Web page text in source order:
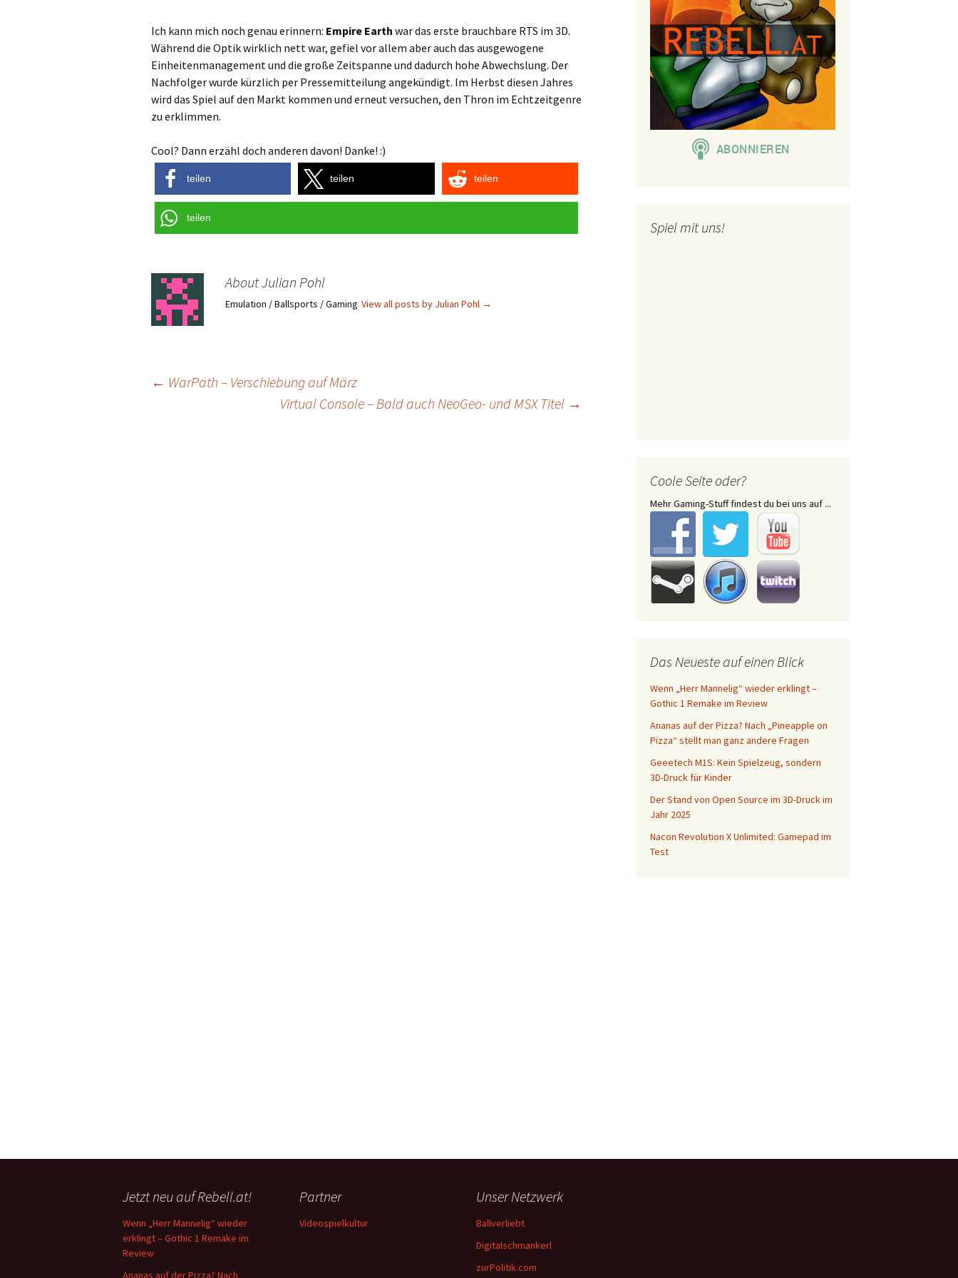
Ich kann mich noch genau erinnern: Empire Earth war das erste brauchbare RTS im 3D.
Während die Optik wirklich nett war, gefiel vor allem aber auch das ausgewogene
Einheitenmanagement und die große Zeitspanne und dadurch hohe Abwechslung. Der
Nachfolger wurde kürzlich per Pressemitteilung angekündigt. Im Herbst diesen Jahres
wird das Spiel auf den Markt kommen und erneut versuchen, den Thron im Echtzeitgenre
zu erklimmen.
Cool? Dann erzähl doch anderen davon! Danke! :)
teilen teilen teilen
teilen
About Julian Pohl
Emulation / Ballsports / Gaming View all posts by Julian Pohl →
← WarPath – Verschiebung auf März
Virtual Console – Bald auch NeoGeo- und MSX Titel →
Spiel mit uns!
Coole Seite oder?
Mehr Gaming-Stuff findest du bei uns auf ...
Das Neueste auf einen Blick
Wenn „Herr Mannelig“ wieder erklingt –
Gothic 1 Remake im Review
Ananas auf der Pizza? Nach „Pineapple on
Pizza“ stellt man ganz andere Fragen
Geeetech M1S: Kein Spielzeug, sondern
3D-Druck für Kinder
Der Stand von Open Source im 3D-Druck im
Jahr 2025
Nacon Revolution X Unlimited: Gamepad im
Test
Jetzt neu auf Rebell.at!
Wenn „Herr Mannelig“ wieder
erklingt – Gothic 1 Remake im
Review
Ananas auf der Pizza? Nach
Partner
Videospielkultur
Unser Netzwerk
Ballverliebt
Digitalschmankerl
zurPolitik.com